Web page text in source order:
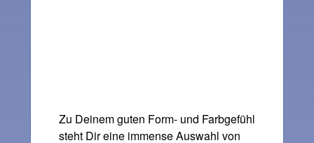
Zu Deinem guten Form- und Farbgefühl
steht Dir eine immense Auswahl von